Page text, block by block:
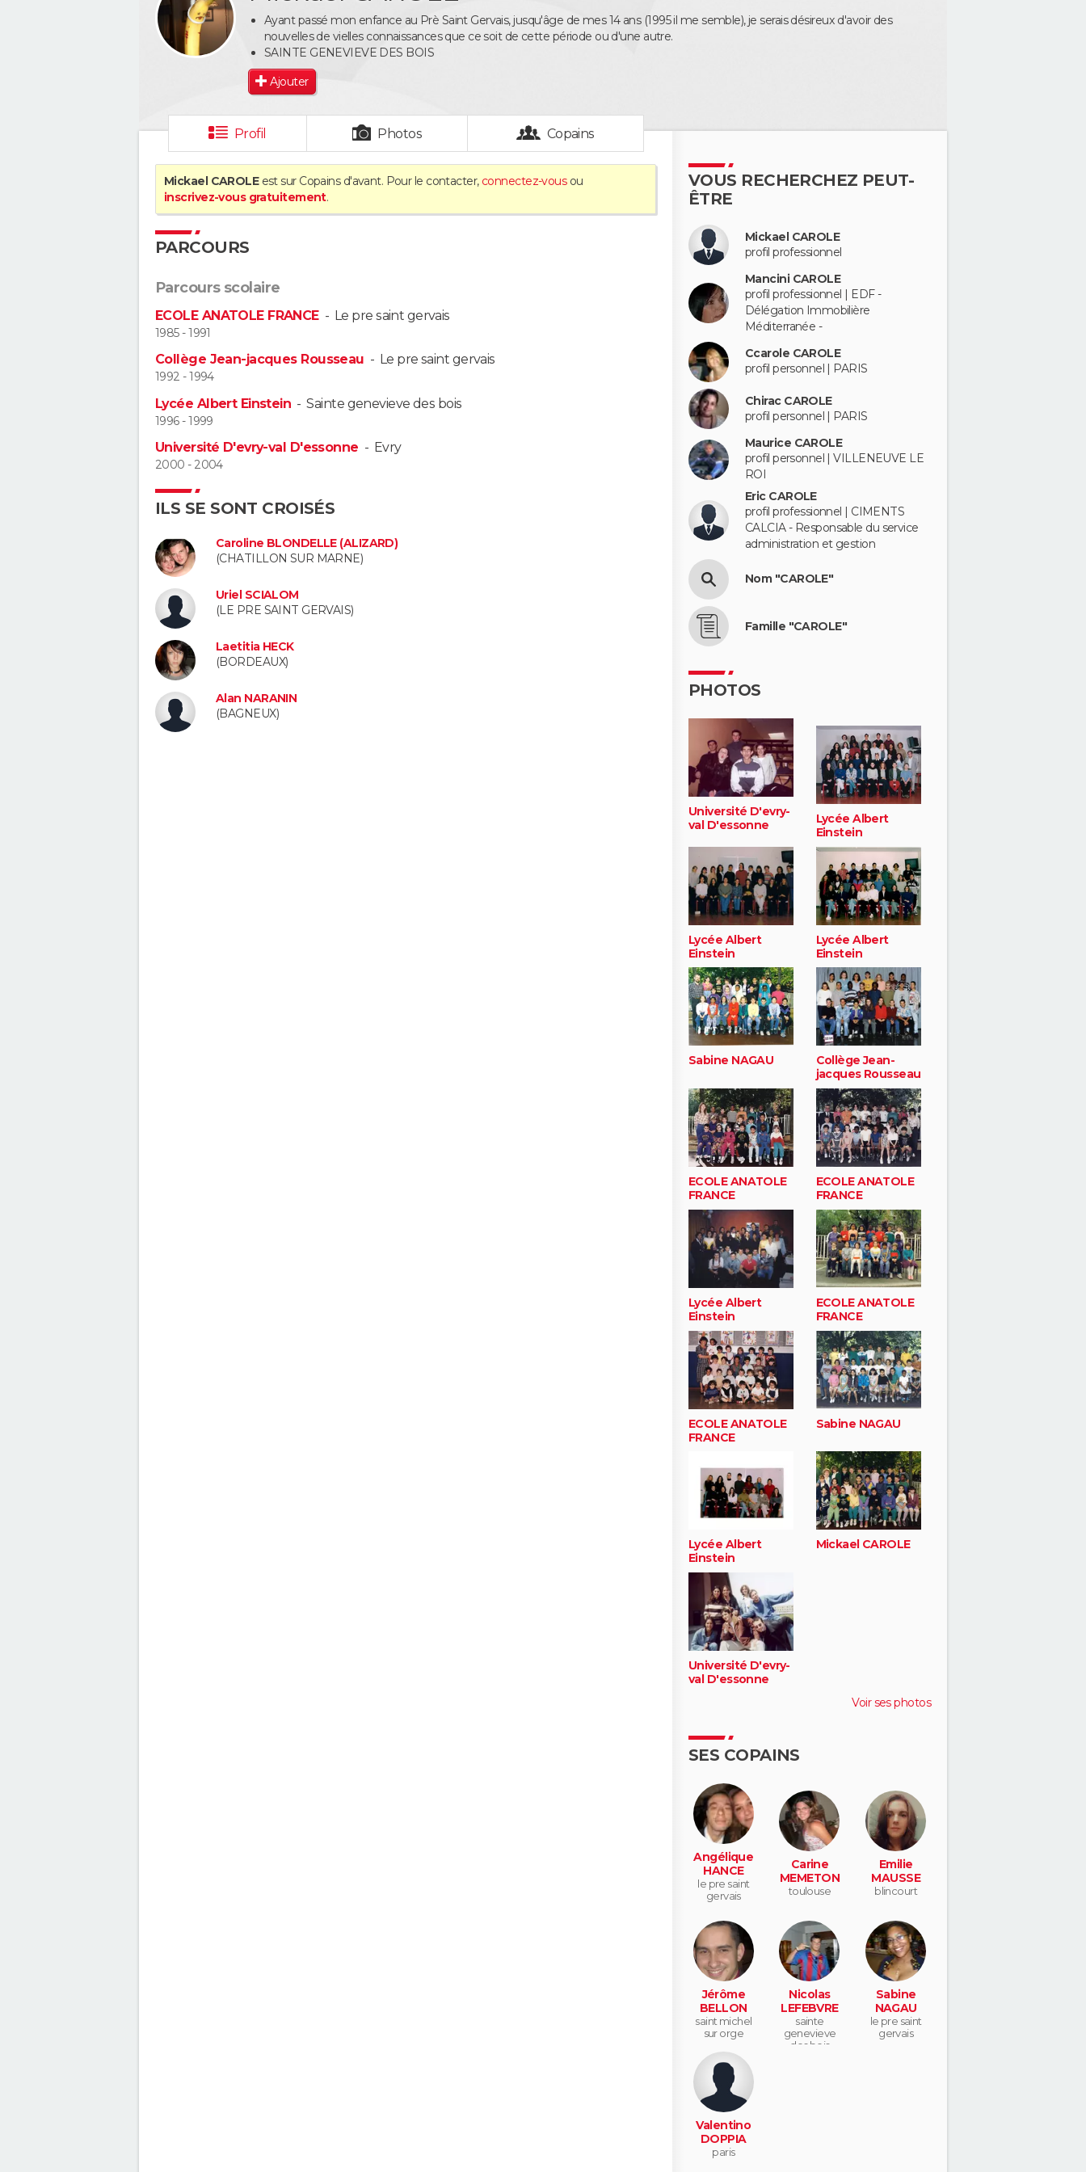
Ayant passé mon enfance au Prè Saint Gervais, jusqu'âge de mes 14 ans (1995 il me semble), je serais désireux d'avoir des
nouvelles de vielles connaissances que ce soit de cette période ou d'une autre.
SAINTE GENEVIEVE DES BOIS
Ajouter
Profil Photos Copains
Mickael CAROLEest sur Copains d'avant. Pour le contacter, connectez-vousou
inscrivez-vous gratuitement.
PARCOURS
Parcours scolaire
ECOLE ANATOLE FRANCE- Le pre saint gervais
1985 - 1991
Collège Jean-jacques Rousseau - Le pre saint gervais
1992 - 1994
Lycée Albert Einstein -Sainte genevieve des bois
1996 - 1999
Université D'evry-val D'essonne - Evry
2000 - 2004
ILS SE SONT CROISÉS
Caroline BLONDELLE (ALIZARD)
(CHATILLON SUR MARNE)
Uriel SCIALOM
(LE PRE SAINT GERVAIS)
Laetitia HECK
(BORDEAUX)
Alan NARANIN
(BAGNEUX)
VOUS RECHERCHEZ PEUT-
ÊTRE
Mickael CAROLE
profil professionnel
Mancini CAROLE
profil professionnel | EDF -
Délégation Immobilière
Méditerranée -
Ccarole CAROLE
profil personnel | PARIS
Chirac CAROLE
profil personnel | PARIS
Maurice CAROLE
profil personnel | VILLENEUVE LE
ROI
Eric CAROLE
profil professionnel | CIMENTS
CALCIA - Responsable du service
administration et gestion
Nom "CAROLE"
Famille "CAROLE"
PHOTOS
Université D'evry-
val D'essonne
Lycée Albert
Einstein
Lycée Albert
Einstein
Lycée Albert
Einstein
Sabine NAGAU
Collège Jean-
jacques Rousseau
ECOLE ANATOLE
FRANCE
ECOLE ANATOLE
FRANCE
Lycée Albert
Einstein
ECOLE ANATOLE
FRANCE
ECOLE ANATOLE
FRANCE
Sabine NAGAU
Lycée Albert
Einstein
Mickael CAROLE
Université D'evry-
val D'essonne
Voir ses photos
SES COPAINS
Angélique
HANCE
le pre saint
gervais
Carine
MEMETON
toulouse
Emilie
MAUSSE
blincourt
Jérôme
BELLON
saint michel
sur orge
Nicolas
LEFEBVRE
sainte
genevieve
des bois
Sabine
NAGAU
le pre saint
gervais
Valentino
DOPPIA
paris